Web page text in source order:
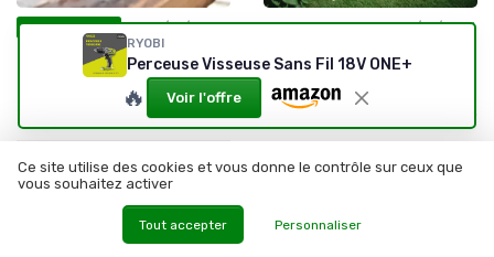
Test Produit • 28/01/2026
Test Bosch GEX 125-1 AE :
l'entrée de gamme qui tient
Rénovation intérieure • 27/01/2026
Bien choisir sa tondeuse :
guide complet pour un gazon
impeccable
RYOBI
Perceuse Visseuse Sans Fil 18V ONE+
🔥 Voir l'offre
Ce site utilise des cookies et vous donne le contrôle sur ceux que
vous souhaitez activer
Tout accepter Personnaliser